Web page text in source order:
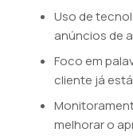
Uso de
anúncios de
Foco em
cliente já
melhorar o